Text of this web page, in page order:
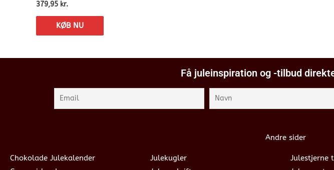
379,95 kr.
KØB NU
Få juleinspiration og -tilbud
Andre sider
Chokolade Julekalender
Julekugler
Julestjerne